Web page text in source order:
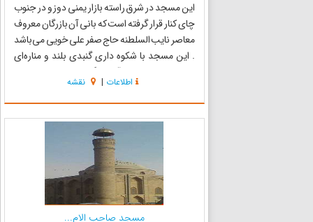
این مسجد در شرق راسته بازار یمنی دوز و در جنوب
چای کنار قرار گرفته است که بانی آن بازرگان معروف
معاصر نایب السلطنه حاج صفر علی خویی می‌باشد
. این مسجد با شکوه داری گنبدی بلند و مناره‌ای
منقش به کاشی‌های آبی رنگ می‌باشد. در قسمت
شمالی این بنا یک گنبدخانه و از دو جبهه شرقی و
غربی دو شبست...
اطلاعات | نقشه
مسجد صاحب الام...